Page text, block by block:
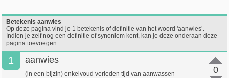
Betekenis aanwies
Op deze pagina vind je 1 betekenis of definitie van het woord 'aanwies’.
Indien je zelf nog een definitie of synoniem kent, kan je deze onderaan deze
pagina toevoegen.
1
0
aanwies
(in een bijzin) enkelvoud verleden tijd van aanwassen